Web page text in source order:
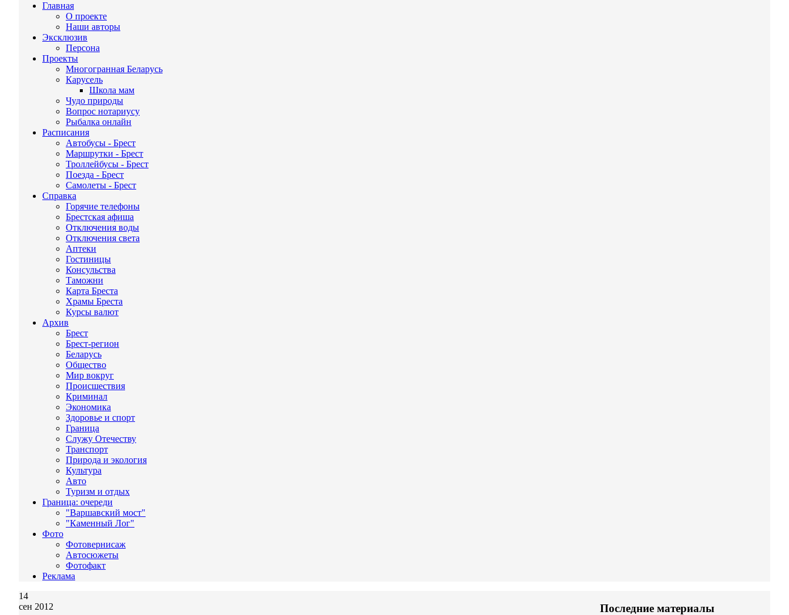
Главная
О проекте
Наши авторы
Эксклюзив
Персона
Проекты
Многогранная Беларусь
Карусель
Школа мам
Чудо природы
Вопрос нотариусу
Рыбалка онлайн
Расписания
Автобусы - Брест
Маршрутки - Брест
Троллейбусы - Брест
Поезда - Брест
Самолеты - Брест
Справка
Горячие телефоны
Брестская афиша
Отключения воды
Отключения света
Аптеки
Гостиницы
Консульства
Таможни
Карта Бреста
Храмы Бреста
Курсы валют
Архив
Брест
Брест-регион
Беларусь
Общество
Мир вокруг
Происшествия
Криминал
Экономика
Здоровье и спорт
Граница
Служу Отечеству
Транспорт
Природа и экология
Культура
Авто
Туризм и отдых
Граница: очереди
"Варшавский мост"
"Каменный Лог"
Фото
Фотовернисаж
Автосюжеты
Фотофакт
Реклама
14
сен 2012
Последние материалы